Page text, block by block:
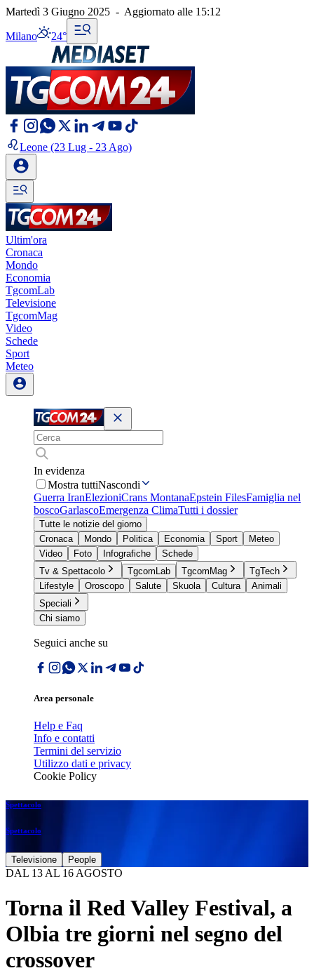
Martedì 3 Giugno 2025 - Aggiornato alle 15:12
Milano 24°
Leone (23 Lug - 23 Ago)
Ultim'ora
Cronaca
Mondo
Economia
TgcomLab
Televisione
TgcomMag
Video
Schede
Sport
Meteo
In evidenza
Mostra tuttiNascondi
Guerra IranElezioniCrans MontanaEpstein FilesFamiglia nel
boscoGarlascoEmergenza ClimaTutti i dossier
Tutte le notizie del giorno
Cronaca
Mondo Politica Economia Sport
Meteo
Video
Foto Infografiche
Schede
Tv & Spettacolo
TgcomLab TgcomMag
TgTech
Lifestyle
Oroscopo Salute Skuola Cultura
Animali
Speciali
Chi siamo
Seguici anche su
Area personale
Help e Faq
Info e contatti
Termini del servizio
Utilizzo dati e privacy
Cookie Policy
Spettacolo
Spettacolo
Televisione People
DAL 13 AL 16 AGOSTO
Torna il Red Valley Festival, a
Olbia tre giorni nel segno del
crossover